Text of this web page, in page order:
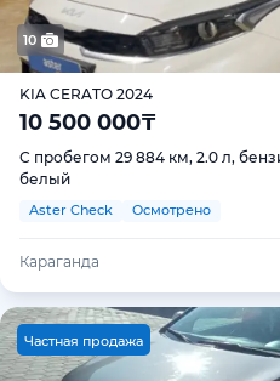
10
KIA CERATO 2024
10 500 000₸
С пробегом 29 884 км, 2.0 л,
белый
Aster Check Осмотрено
Караганда
Частная продажа